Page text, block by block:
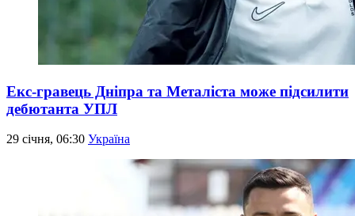
Екс-гравець Дніпра та Металіста може підсилити
дебютанта УПЛ
29 січня, 06:30 Україна